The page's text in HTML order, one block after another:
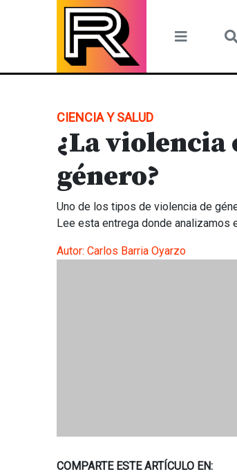
CIENCIA Y SALUD
¿La
género?
Uno de los tipos de violencia de
Lee esta entrega donde analizamos
Autor: Carlos Barria Oyarzo
COMPARTE ESTE ARTÍCULO EN: